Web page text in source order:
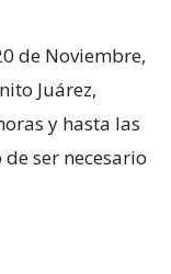
de Noviembre,
Juárez,
y hasta las
ser necesario